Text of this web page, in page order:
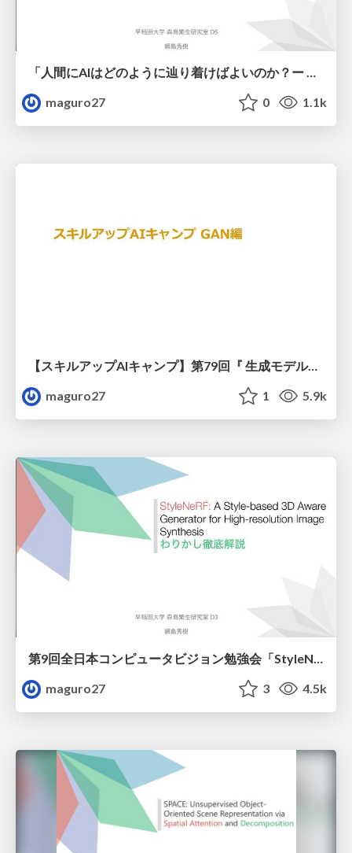
「人間にAIはどのように辿り着けばよいのか？ー 系統的汎化からの第一歩 ー」＠第22回 Language and Robotics研究会
maguro27
0 1.1k
【スキルアップAIキャンプ】第79回『 生成モデルはまだまだ進化している！ GAN の研究動向紹介』
maguro27
1 5.9k
第9回全日本コンピュータビジョン勉強会「StyleNeRF: A Style-based 3D Aware Generator for High-resolution Image Synthesis」発表資料
maguro27
3 4.5k